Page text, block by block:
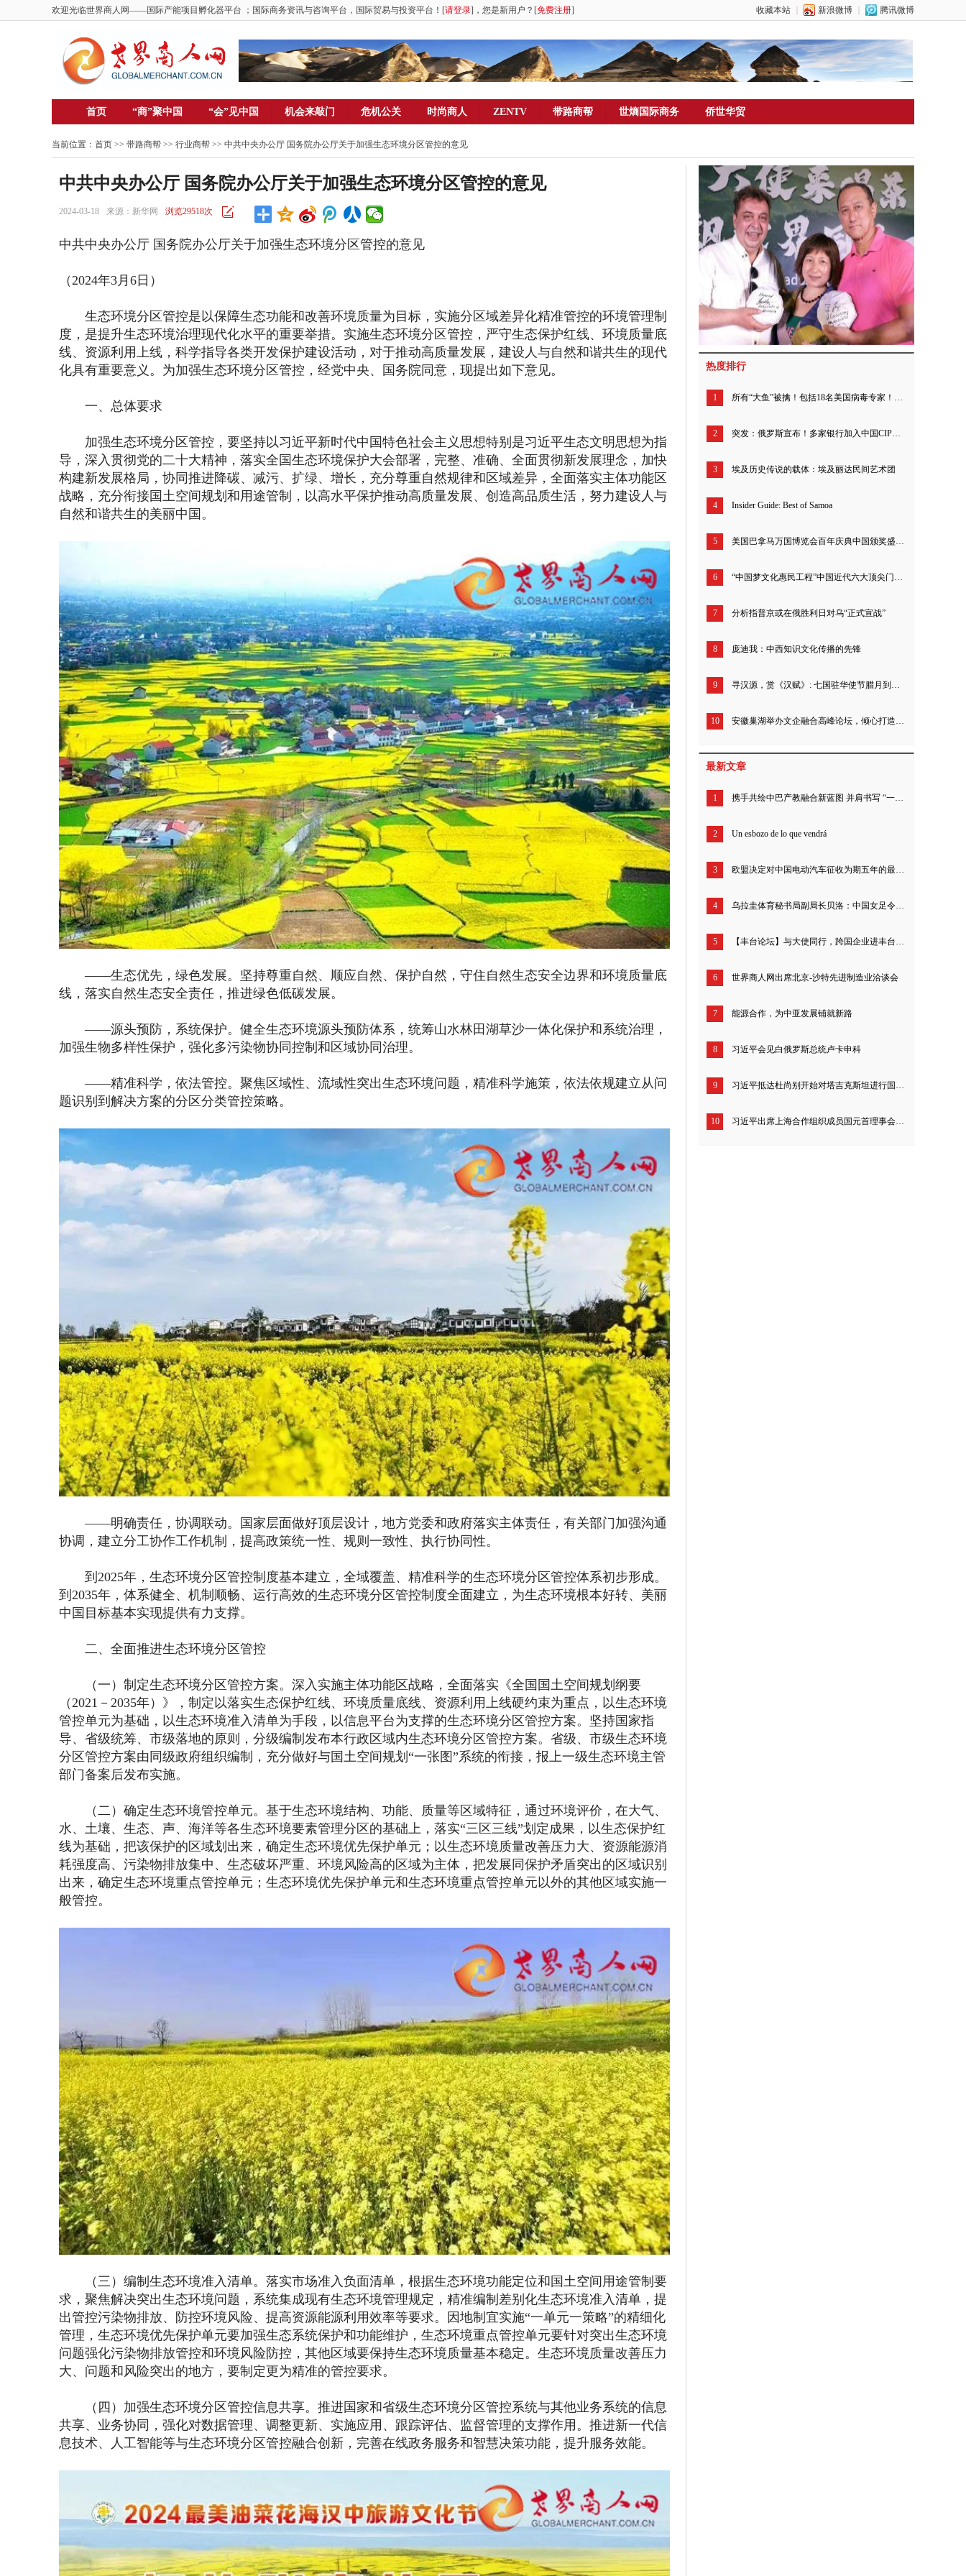
欢迎光临世界商人网——国际产能项目孵化器平台 ；国际商务资讯与咨询平台，国际贸易与投资平台！[请登录]，您是新用户？[免费注册] 收藏本站 新浪微博 腾讯微博
首页 “商”聚中国 “会”见中国 机会来敲门 危机公关 时尚商人 ZENTV 带路商帮 世熵国际商务 侨世华贸
当前位置： 首页 >> 带路商帮 >> 行业商帮 >> 中共中央办公厅 国务院办公厅关于加强生态环境分区管控的意见
中共中央办公厅 国务院办公厅关于加强生态环境分区管控的意见
2024-03-18 来源：新华网 浏览29518次
中共中央办公厅 国务院办公厅关于加强生态环境分区管控的意见
（2024年3月6日）
生态环境分区管控是以保障生态功能和改善环境质量为目标，实施分区域差异化精准管控的环境管理制
度，是提升生态环境治理现代化水平的重要举措。实施生态环境分区管控，严守生态保护红线、环境质量底
线、资源利用上线，科学指导各类开发保护建设活动，对于推动高质量发展，建设人与自然和谐共生的现代
化具有重要意义。为加强生态环境分区管控，经党中央、国务院同意，现提出如下意见。
一、总体要求
加强生态环境分区管控，要坚持以习近平新时代中国特色社会主义思想特别是习近平生态文明思想为指
导，深入贯彻党的二十大精神，落实全国生态环境保护大会部署，完整、准确、全面贯彻新发展理念，加快
构建新发展格局，协同推进降碳、减污、扩绿、增长，充分尊重自然规律和区域差异，全面落实主体功能区
战略，充分衔接国土空间规划和用途管制，以高水平保护推动高质量发展、创造高品质生活，努力建设人与
自然和谐共生的美丽中国。
——生态优先，绿色发展。坚持尊重自然、顺应自然、保护自然，守住自然生态安全边界和环境质量底
线，落实自然生态安全责任，推进绿色低碳发展。
——源头预防，系统保护。健全生态环境源头预防体系，统筹山水林田湖草沙一体化保护和系统治理，
加强生物多样性保护，强化多污染物协同控制和区域协同治理。
——精准科学，依法管控。聚焦区域性、流域性突出生态环境问题，精准科学施策，依法依规建立从问
题识别到解决方案的分区分类管控策略。
——明确责任，协调联动。国家层面做好顶层设计，地方党委和政府落实主体责任，有关部门加强沟通
协调，建立分工协作工作机制，提高政策统一性、规则一致性、执行协同性。
到2025年，生态环境分区管控制度基本建立，全域覆盖、精准科学的生态环境分区管控体系初步形成。
到2035年，体系健全、机制顺畅、运行高效的生态环境分区管控制度全面建立，为生态环境根本好转、美丽
中国目标基本实现提供有力支撑。
二、全面推进生态环境分区管控
（一）制定生态环境分区管控方案。深入实施主体功能区战略，全面落实《全国国土空间规划纲要
（2021－2035年）》，制定以落实生态保护红线、环境质量底线、资源利用上线硬约束为重点，以生态环境
管控单元为基础，以生态环境准入清单为手段，以信息平台为支撑的生态环境分区管控方案。坚持国家指
导、省级统筹、市级落地的原则，分级编制发布本行政区域内生态环境分区管控方案。省级、市级生态环境
分区管控方案由同级政府组织编制，充分做好与国土空间规划“一张图”系统的衔接，报上一级生态环境主管
部门备案后发布实施。
（二）确定生态环境管控单元。基于生态环境结构、功能、质量等区域特征，通过环境评价，在大气、
水、土壤、生态、声、海洋等各生态环境要素管理分区的基础上，落实“三区三线”划定成果，以生态保护红
线为基础，把该保护的区域划出来，确定生态环境优先保护单元；以生态环境质量改善压力大、资源能源消
耗强度高、污染物排放集中、生态破坏严重、环境风险高的区域为主体，把发展同保护矛盾突出的区域识别
出来，确定生态环境重点管控单元；生态环境优先保护单元和生态环境重点管控单元以外的其他区域实施一
般管控。
（三）编制生态环境准入清单。落实市场准入负面清单，根据生态环境功能定位和国土空间用途管制要
求，聚焦解决突出生态环境问题，系统集成现有生态环境管理规定，精准编制差别化生态环境准入清单，提
出管控污染物排放、防控环境风险、提高资源能源利用效率等要求。因地制宜实施“一单元一策略”的精细化
管理，生态环境优先保护单元要加强生态系统保护和功能维护，生态环境重点管控单元要针对突出生态环境
问题强化污染物排放管控和环境风险防控，其他区域要保持生态环境质量基本稳定。生态环境质量改善压力
大、问题和风险突出的地方，要制定更为精准的管控要求。
（四）加强生态环境分区管控信息共享。推进国家和省级生态环境分区管控系统与其他业务系统的信息
共享、业务协同，强化对数据管理、调整更新、实施应用、跟踪评估、监督管理的支撑作用。推进新一代信
息技术、人工智能等与生态环境分区管控融合创新，完善在线政务服务和智慧决策功能，提升服务效能。
热度排行
1 所有“大鱼”被擒！包括18名美国病毒专家！50多名北约高级军事指挥官！200多名英国现役军官！拜登儿子待查!
2 突发：俄罗斯宣布！多家银行加入中国CIPS系统！
3 埃及历史传说的载体：埃及丽达民间艺术团
4 Insider Guide: Best of Samoa
5 美国巴拿马万国博览会百年庆典中国颁奖盛典北京举行
6 “中国梦文化惠民工程”中国近代六大顶尖门派书画真迹发行
7 分析指普京或在俄胜利日对乌“正式宣战”
8 庞迪我：中西知识文化传播的先锋
9 寻汉源，赏《汉赋》: 七国驻华使节腊月到汉中 !
10 安徽巢湖举办文企融合高峰论坛，倾心打造城市文化名片
最新文章
1 携手共绘中巴产教融合新蓝图 并肩书写 “一带一路” 合作新篇章
2 Un esbozo de lo que vendrá
3 欧盟决定对中国电动汽车征收为期五年的最终反补贴税 商务部：中方不认同、不接受
4 乌拉圭体育秘书局副局长贝洛：中国女足令人印象深刻 期待中国多项奥运项目绽放巴黎
5 【丰台论坛】与大使同行，跨国企业进丰台活动成功启动
6 世界商人网出席北京-沙特先进制造业洽谈会
7 能源合作，为中亚发展铺就新路
8 习近平会见白俄罗斯总统卢卡申科
9 习近平抵达杜尚别开始对塔吉克斯坦进行国事访问
10 习近平出席上海合作组织成员国元首理事会第二十四次会议